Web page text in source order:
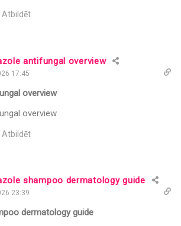
Atbildēt
antifungal overview
17:45
overview
overview
Atbildēt
shampoo dermatology guide
23:39
dermatology guide